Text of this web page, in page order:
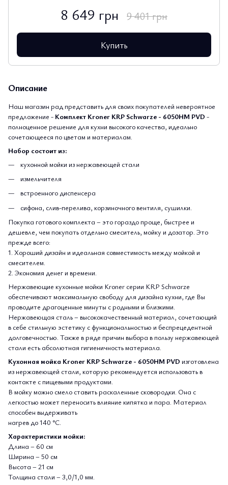
8 649 грн 9 401 грн
Купить
Описание
Наш магазин рад представить для своих покупателей невероятное
предложение - Комплект Kroner KRP Schwarze - 6050HM PVD -
полноценное решение для кухни высокого качества, идеально
сочетающееся по цветам и материалам.
Набор состоит из:
кухонной мойки из нержавеющей стали
измельчителя
встроенного диспенсера
сифона, слив-перелива, корзиночного вентиля, сушилки.
Покупка готового комплекта – это гораздо проще, быстрее и
дешевле, чем покупать отдельно смеситель, мойку и дозатор. Это
прежде всего:
1. Хороший дизайн и идеальная совместимость между мойкой и
смесителем.
2. Экономия денег и времени.
Нержавеющие кухонные мойки Kroner серии KRP Schwarze
обеспечивают максимальную свободу для дизайна кухни, где Вы
проводите драгоценные минуты с родными и близкими.
Нержавеющая сталь – высококачественный материал, сочетающий
в себе стильную эстетику с функциональностью и беспрецедентной
долговечностью. Также в ряде причин выбора в пользу нержавеющей
стали есть абсолютная гигиеничность материала.
Кухонная мойка Kroner KRP Schwarze - 6050HM PVD изготовлена
из нержавеющей стали, которую рекомендуется использовать в
контакте с пищевыми продуктами.
В мойку можно смело ставить раскаленные сковородки. Она с
легкостью может переносить влияние кипятка и пара. Материал
способен выдерживать
нагрев до 140 °С.
Характеристики мойки:
Длина – 60 см
Ширина – 50 см
Высота – 21 см
Толщина стали – 3,0/1,0 мм.